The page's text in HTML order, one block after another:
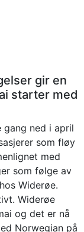
gir en
starter med
ned i april
som fløy
med
som følge av
Widerøe.
Widerøe
og det er nå
Norwegian på